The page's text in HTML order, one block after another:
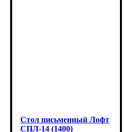
Стол письменный Лофт
СПЛ-14 (1400)